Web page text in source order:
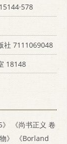
社 7111069048
18148
《尚书正义 卷
》
《Borland